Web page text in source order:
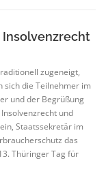
Insolvenzrecht
zugeneigt,
sich die Teilnehmer im
und der Begrüßung
und
Staatssekretär im
das
Thüringer Tag für